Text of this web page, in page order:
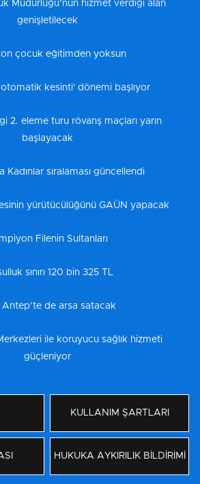
Müdürlüğü’nün hizmet verdiği alan
genişletilecek
çocuk eğitimden yoksun
kesinti' dönemi başlıyor
2. eleme turu rövanş maçları yarın
başlayacak
Kadınlar sıralaması güncellendi
yürütücülüğünü GAÜN yapacak
Filenin Sultanları
sınırı 120 bin 325 TL
Antep’te de arsa satacak
ile koruyucu sağlık hizmeti
güçleniyor
KULLANIM ŞARTLARI
HUKUKA AYKIRILIK BİLDİRİMİ